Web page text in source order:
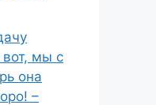
вот, мы с
она
–